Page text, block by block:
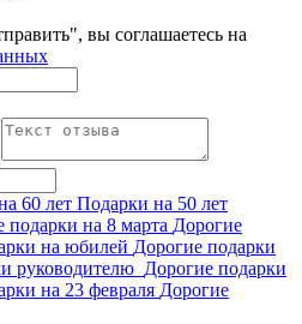
вы соглашаетесь на
60 лет Подарки на 50 лет
подарки на 8 марта Дорогие
на юбилей Дорогие подарки
руководителю Дорогие подарки
на 23 февраля Дорогие